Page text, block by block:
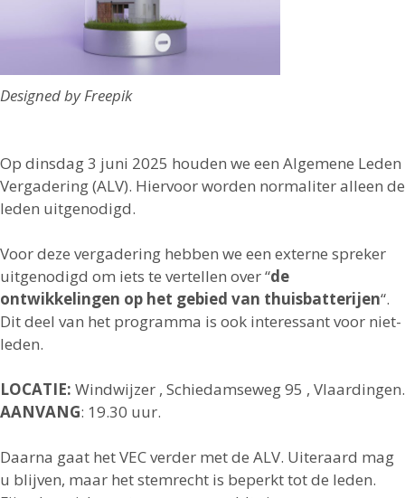
Designed by Freepik
Op dinsdag 3 juni 2025 houden we een Algemene Leden
Vergadering (ALV). Hiervoor worden normaliter alleen de
leden uitgenodigd.
Voor deze vergadering hebben we een externe spreker
uitgenodigd om iets te vertellen over “de
ontwikkelingen op het gebied van thuisbatterijen“.
Dit deel van het programma is ook interessant voor niet-
leden.
LOCATIE: Windwijzer , Schiedamseweg 95 , Vlaardingen.
AANVANG: 19.30 uur.
Daarna gaat het VEC verder met de ALV. Uiteraard mag
u blijven, maar het stemrecht is beperkt tot de leden.